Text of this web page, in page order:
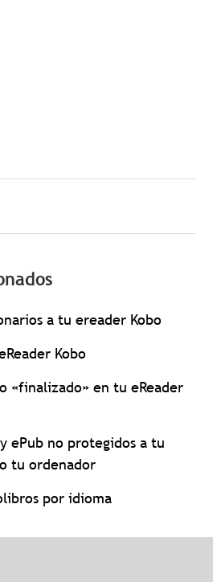
a tu ereader Kobo
Kobo
«finalizado» en tu eReader
ePub no protegidos a tu
tu ordenador
por idioma